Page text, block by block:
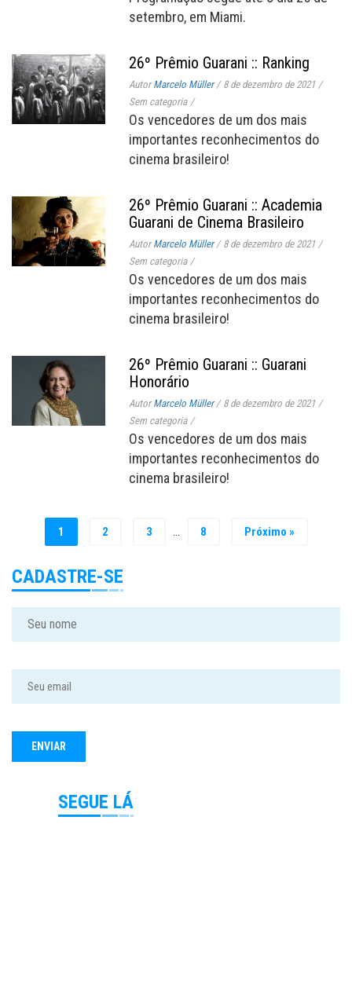
setembro, em Miami.
26º Prêmio Guarani :: Ranking
AutorMarcelo Müller / 8 de dezembro de 2021 /
Sem categoria /
Os vencedores de um dos mais
importantes reconhecimentos do
cinema brasileiro!
26º Prêmio Guarani :: Academia
Guarani de Cinema Brasileiro
AutorMarcelo Müller / 8 de dezembro de 2021 /
Sem categoria /
Os vencedores de um dos mais
importantes reconhecimentos do
cinema brasileiro!
26º Prêmio Guarani :: Guarani
Honorário
AutorMarcelo Müller / 8 de dezembro de 2021 /
Sem categoria /
Os vencedores de um dos mais
importantes reconhecimentos do
cinema brasileiro!
1 2 3 … 8 Próximo »
CADASTRE-SE
SEGUE LÁ